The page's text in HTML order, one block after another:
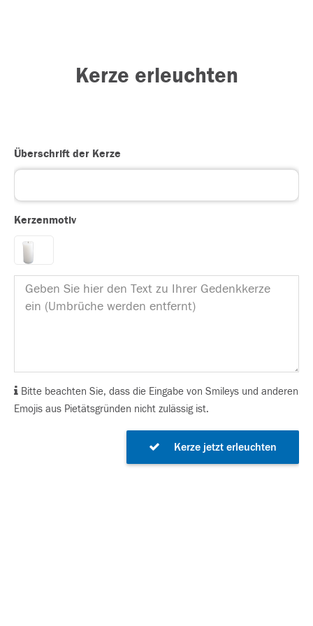
Kerze erleuchten
Überschrift der Kerze
Kerzenmotiv
Bitte beachten Sie, dass die Eingabe von Smileys und anderen
Emojis aus Pietätsgründen nicht zulässig ist.
Kerze jetzt erleuchten